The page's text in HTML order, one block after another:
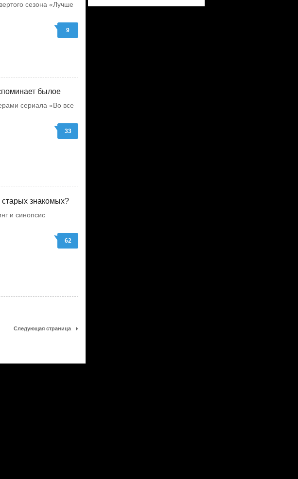
сезона «Лучше
9
былое
сериала «Во все
33
старых знакомых?
и синопсис
62
Следующая страница